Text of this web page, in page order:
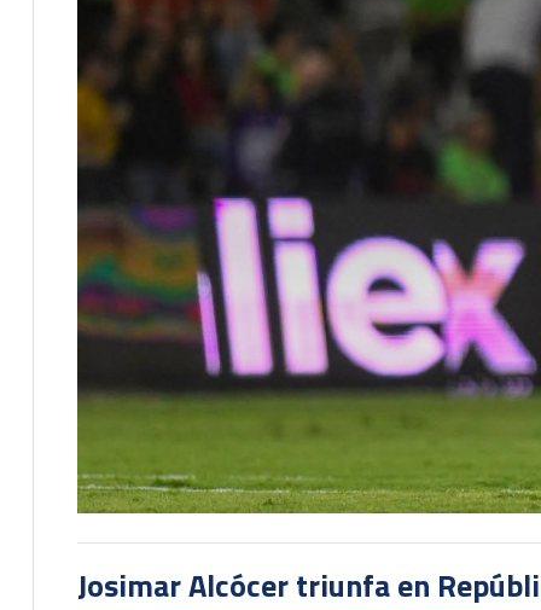
Josimar Alcócer triunfa en